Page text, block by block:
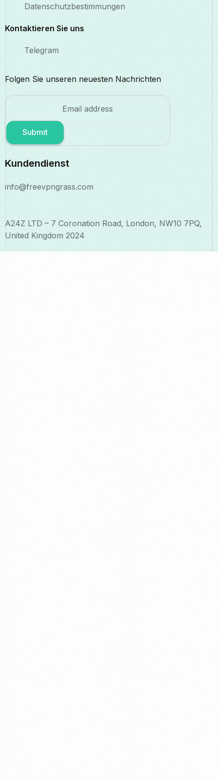
Datenschutzbestimmungen
Kontaktieren Sie uns
Telegram
Folgen Sie unseren neuesten Nachrichten
Submit
Kundendienst
info@freevpngrass.com
A24Z LTD – 7 Coronation Road, London, NW10 7PQ,
United Kingdom 2024